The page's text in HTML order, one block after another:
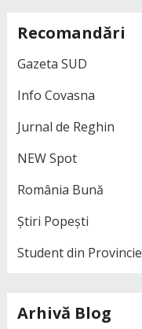
Recomandări
Gazeta SUD
Info Covasna
Jurnal de Reghin
NEW Spot
România Bună
Știri Popești
Student din Provincie
Arhivă Blog